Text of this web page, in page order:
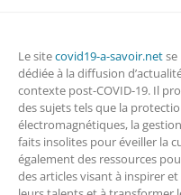
Le sitecovid19-a-savoir.netse
dédiée à la diffusion
contexte post-COVID-19. Il
des sujets tels que la
électromagnétiques, la
faits insolites pour éveiller la
également des ressources
des articles visant à inspirer